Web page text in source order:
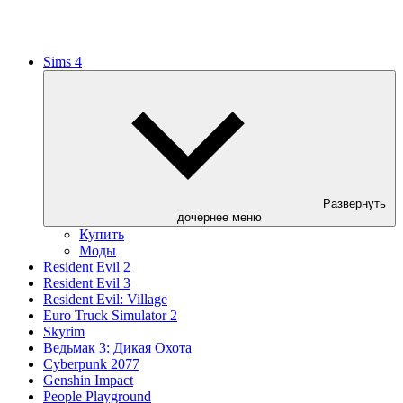
Sims 4
Развернуть
дочернее меню
Купить
Моды
Resident Evil 2
Resident Evil 3
Resident Evil: Village
Euro Truck Simulator 2
Skyrim
Ведьмак 3: Дикая Охота
Cyberpunk 2077
Genshin Impact
People Playground